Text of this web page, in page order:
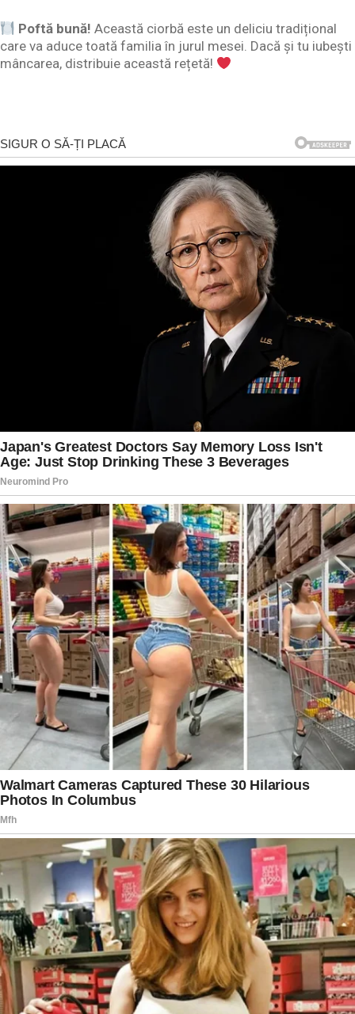
Poftă bună! Această ciorbă este un deliciu tradițional
care va aduce toată familia în jurul mesei. Dacă și tu iubești
mâncarea, distribuie această rețetă!